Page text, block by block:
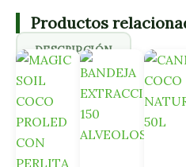
DESCRIPCIÓN
Vitamax Pro de Grotek es
para cultivos en tierra y
que su hermano Vitamax
origen orgánico. Vitaminas
Productos